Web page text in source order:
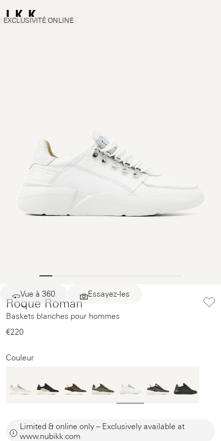
Vue à 360 Essayez-les
EXCLUSIVITÉ ONLINE
Roque Roman
Baskets blanches pour hommes
€220‌
Couleur
Limited & online only – Exclusively available at
www.nubikk.com